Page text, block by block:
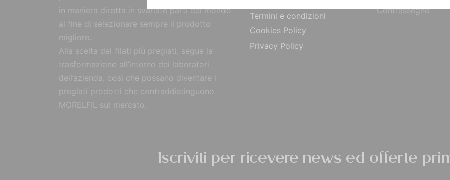
in maniera diretta in svariate parti del mondo
al fine di selezionare sempre il prodotto
migliore.
Alla scelta dei filati più pregiati, segue la
trasformazione all’interno dei laboratori
dell’azienda, così che possano diventare i
pregiati prodotti che contraddistinguono
MORELFIL sul mercato.
Termini e condizioni
Cookies Policy
Privacy Policy
Contrassegno
Iscriviti per ricevere news ed offerte